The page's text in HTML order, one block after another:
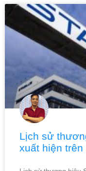
Lịch sử
xuất hiện